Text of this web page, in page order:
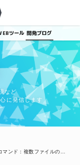
ツール 開発ブログ
など
に発信します
ド：複数ファイルの文字列を一括で置換